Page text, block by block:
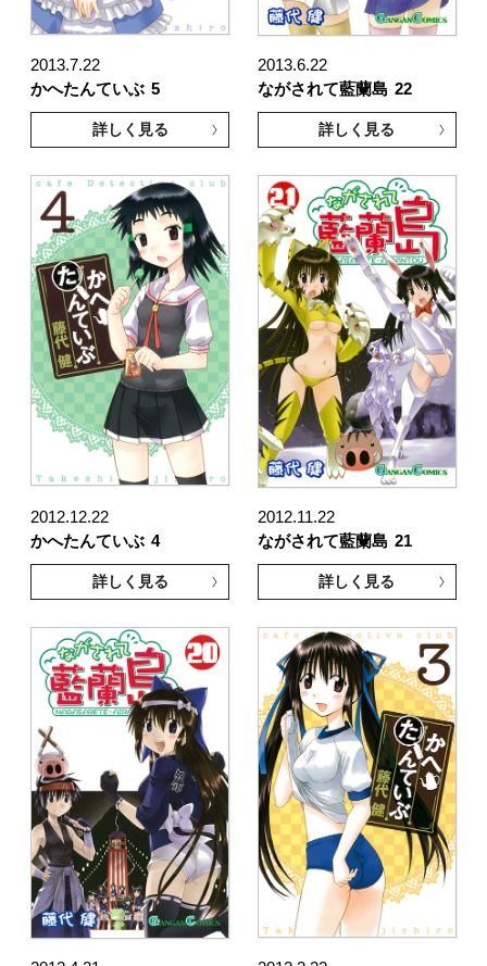
2013.7.22
かへたんていぶ 5
詳しく見る
2013.6.22
ながされて藍蘭島 22
詳しく見る
2012.12.22
かへたんていぶ 4
詳しく見る
2012.11.22
ながされて藍蘭島 21
詳しく見る